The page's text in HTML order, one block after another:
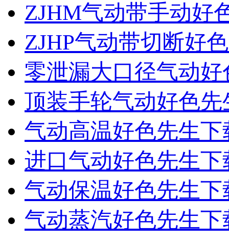
ZJHM气动带手动好
ZJHP气动带切断好
零泄漏大口径气动
顶装手轮气动好色
气动高温好色先生
进口气动好色先生
气动保温好色先生
气动蒸汽好色先生